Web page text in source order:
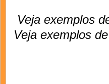
Veja exemplos
Veja exemplos de